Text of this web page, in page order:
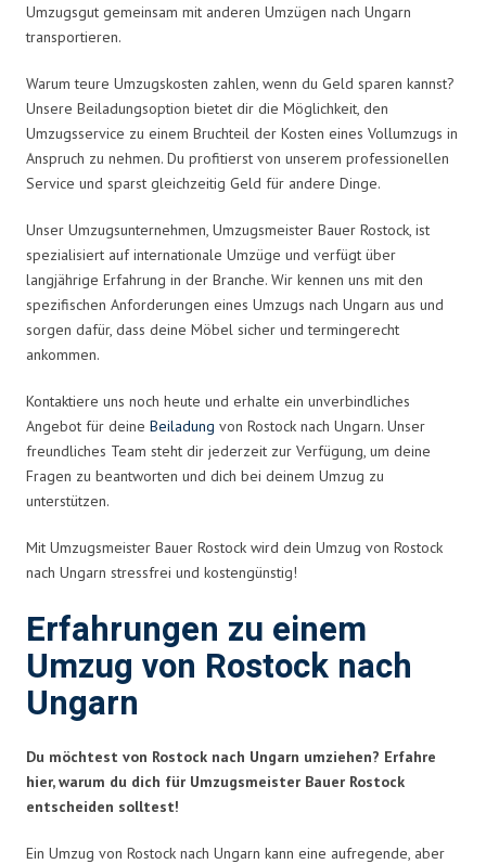
Umzugsgut gemeinsam mit anderen Umzügen nach Ungarn
transportieren.
Warum teure Umzugskosten zahlen, wenn du Geld sparen kannst?
Unsere Beiladungsoption bietet dir die Möglichkeit, den
Umzugsservice zu einem Bruchteil der Kosten eines Vollumzugs in
Anspruch zu nehmen. Du profitierst von unserem professionellen
Service und sparst gleichzeitig Geld für andere Dinge.
Unser Umzugsunternehmen, Umzugsmeister Bauer Rostock, ist
spezialisiert auf internationale Umzüge und verfügt über
langjährige Erfahrung in der Branche. Wir kennen uns mit den
spezifischen Anforderungen eines Umzugs nach Ungarn aus und
sorgen dafür, dass deine Möbel sicher und termingerecht
ankommen.
Kontaktiere uns noch heute und erhalte ein unverbindliches
Angebot für deine Beiladung von Rostock nach Ungarn. Unser
freundliches Team steht dir jederzeit zur Verfügung, um deine
Fragen zu beantworten und dich bei deinem Umzug zu
unterstützen.
Mit Umzugsmeister Bauer Rostock wird dein Umzug von Rostock
nach Ungarn stressfrei und kostengünstig!
Erfahrungen zu einem
Umzug von Rostock nach
Ungarn
Du möchtest von Rostock nach Ungarn umziehen? Erfahre
hier, warum du dich für Umzugsmeister Bauer Rostock
entscheiden solltest!
Ein Umzug von Rostock nach Ungarn kann eine aufregende, aber